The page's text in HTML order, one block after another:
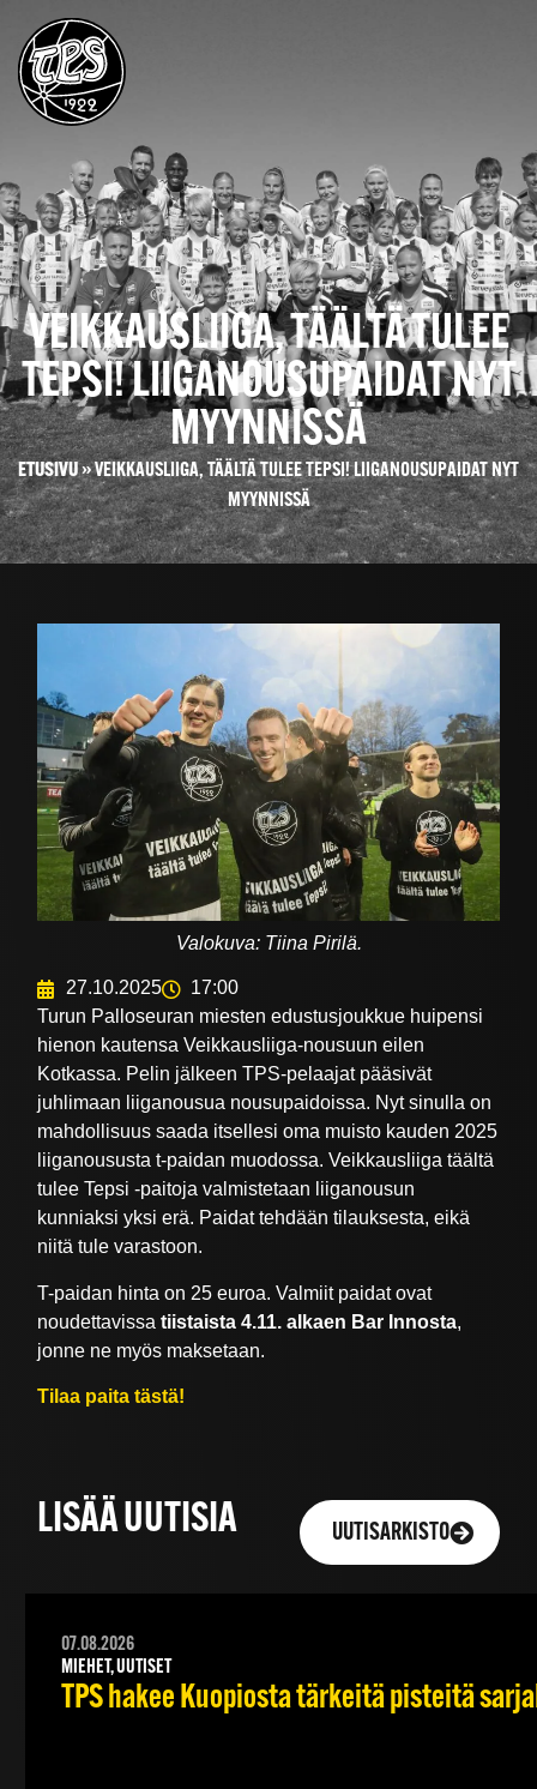
VEIKKAUSLIIGA, TÄÄLTÄ TULEE
TEPSI! LIIGANOUSUPAIDAT NYT
MYYNNISSÄ
ETUSIVU»VEIKKAUSLIIGA, TÄÄLTÄ TULEE TEPSI! LIIGANOUSUPAIDAT NYT
MYYNNISSÄ
Valokuva: Tiina Pirilä.
27.10.2025
17:00
Turun Palloseuran miesten edustusjoukkue huipensi
hienon kautensa Veikkausliiga-nousuun eilen
Kotkassa. Pelin jälkeen TPS-pelaajat pääsivät
juhlimaan liiganousua nousupaidoissa. Nyt sinulla on
mahdollisuus saada itsellesi oma muisto kauden 2025
liiganoususta t-paidan muodossa. Veikkausliiga täältä
tulee Tepsi -paitoja valmistetaan liiganousun
kunniaksi yksi erä. Paidat tehdään tilauksesta, eikä
niitä tule varastoon.
T-paidan hinta on 25 euroa. Valmiit paidat ovat
noudettavissa tiistaista 4.11. alkaen Bar Innosta,
jonne ne myös maksetaan.
Tilaa paita tästä!
LISÄÄ UUTISIA UUTISARKISTO
07.08.2026
MIEHET, UUTISET
TPS hakee Kuopiosta tärkeitä pisteitä